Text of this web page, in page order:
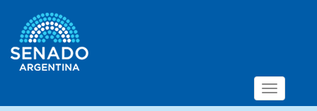
Toggle
navigation